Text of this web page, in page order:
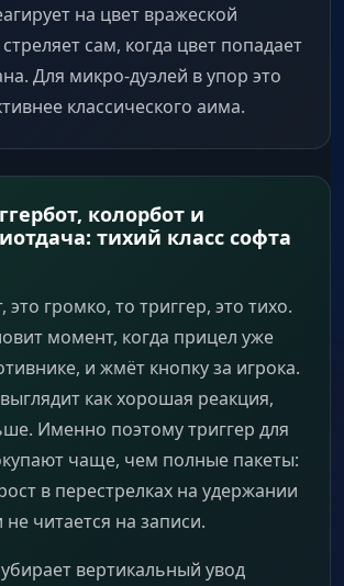
на цвет вражеской
сам, когда цвет попадает
Для микро-дуэлей в упор это
классического аима.
колорбот и
тихий класс софта
это громко, то триггер, это тихо.
момент, когда прицел уже
и жмёт кнопку за игрока.
как хорошая реакция,
Именно поэтому триггер для
чаще, чем полные пакеты:
в перестрелках на удержании
не читается на записи.
вертикальный увод